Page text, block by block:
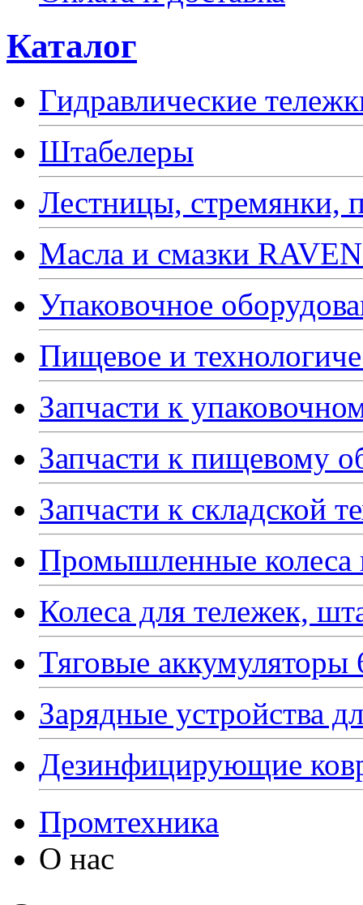
Каталог
Гидравлические
Штабелеры
Лестницы, стремянки,
Масла и смазки
Упаковочное
Пищевое и
Запчасти к
Запчасти к пищевому
Запчасти к складской
Промышленные колеса
Колеса для тележек,
Тяговые
Зарядные устройства
Дезинфицирующие
Промтехника
О нас